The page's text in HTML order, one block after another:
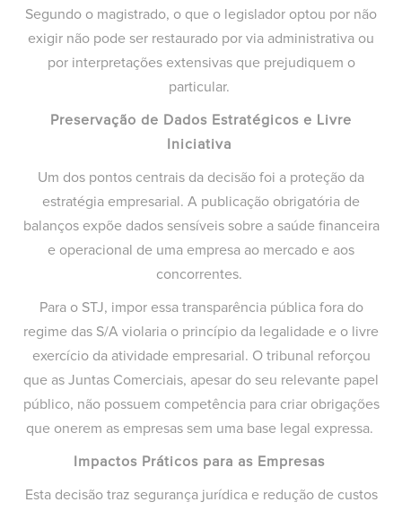
Segundo o magistrado, o que o legislador optou por não
exigir não pode ser restaurado por via administrativa ou
por interpretações extensivas que prejudiquem o
particular.
Preservação de Dados Estratégicos e Livre
Iniciativa
Um dos pontos centrais da decisão foi a proteção da
estratégia empresarial. A publicação obrigatória de
balanços expõe dados sensíveis sobre a saúde financeira
e operacional de uma empresa ao mercado e aos
concorrentes.
Para o STJ, impor essa transparência pública fora do
regime das S/A violaria o princípio da legalidade e o livre
exercício da atividade empresarial. O tribunal reforçou
que as Juntas Comerciais, apesar do seu relevante papel
público, não possuem competência para criar obrigações
que onerem as empresas sem uma base legal expressa.
Impactos Práticos para as Empresas
Esta decisão traz segurança jurídica e redução de custos